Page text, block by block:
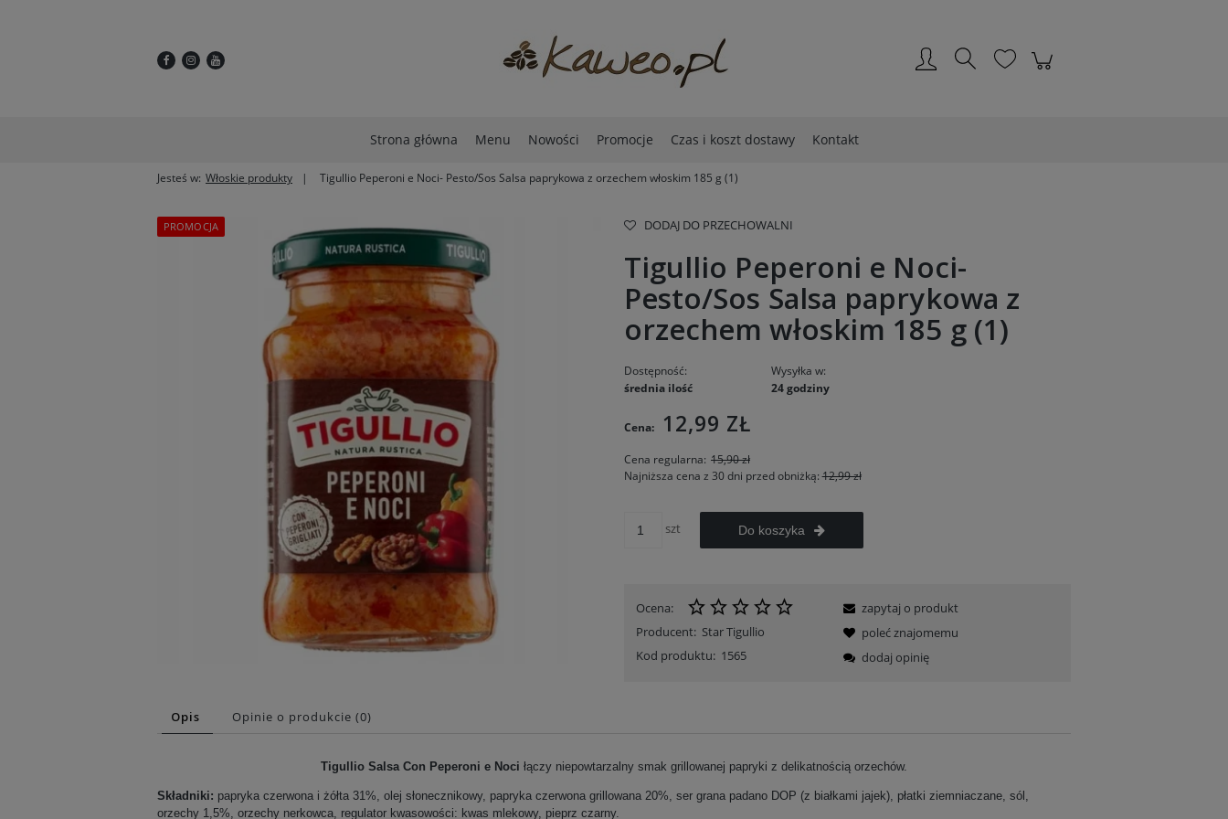
Strona główna Menu Nowości Promocje Czas i koszt dostawy Kontakt
Jesteś w: Włoskie produkty Tigullio Peperoni e Noci- Pesto/Sos Salsa paprykowa z orzechem włoskim 185 g (1)
PROMOCJA DODAJ DO PRZECHOWALNI
Tigullio Peperoni e Noci-
Pesto/Sos Salsa paprykowa z
orzechem włoskim 185 g (1)
Dostępność:
średnia ilość
Wysyłka w:
24 godziny
Cena: 12,99 ZŁ
Cena regularna: 15,90 zł
Najniższa cena z 30 dni przed obniżką:12,99 zł
szt Do koszyka
Ocena:
Producent: Star Tigullio
Kod produktu: 1565
zapytaj o produkt
poleć znajomemu
dodaj opinię
Opis Opinie o produkcie (0)
Tigullio Salsa Con Peperoni e Noci łączy niepowtarzalny smak grillowanej papryki z delikatnością orzechów.
Składniki: papryka czerwona i żółta 31%, olej słonecznikowy, papryka czerwona grillowana 20%, ser grana padano DOP (z białkami jajek), płatki ziemniaczane, sól,
orzechy 1,5%, orzechy nerkowca, regulator kwasowości: kwas mlekowy, pieprz czarny.